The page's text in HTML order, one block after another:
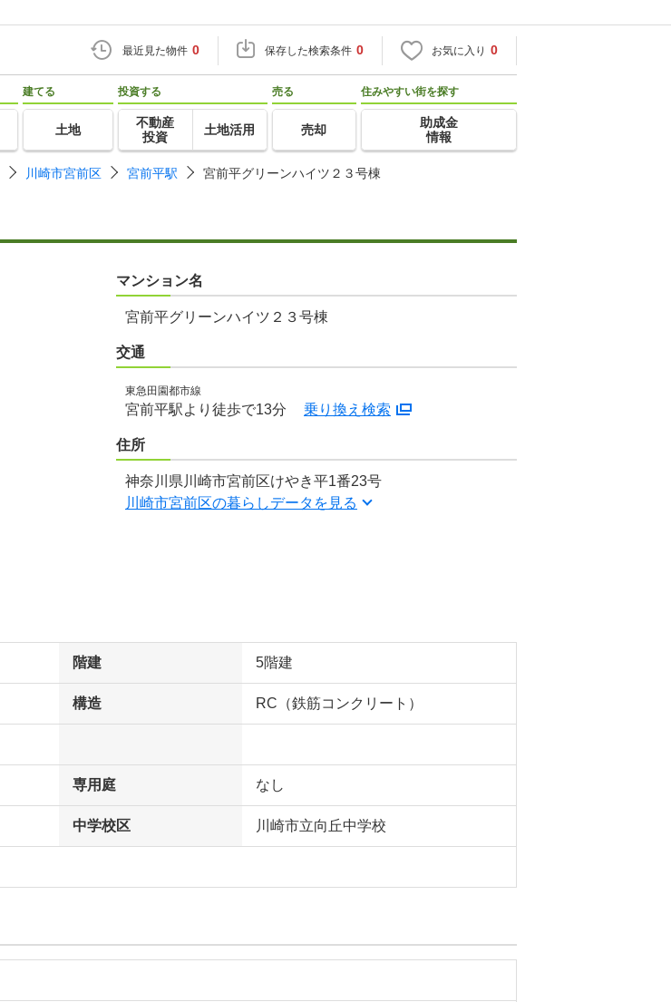
最近見た物件 0 保存した検索条件 0 お気に入り 0
建てる
土地
投資する
不動産
投資
土地活用
売る
売却
住みやすい街を探す
助成金
情報
川崎市宮前区 宮前平駅 宮前平グリーンハイツ２３号棟
マンション名
宮前平グリーンハイツ２３号棟
交通
東急田園都市線
宮前平駅より徒歩で13分 乗り換え検索
住所
神奈川県川崎市宮前区けやき平1番23号
川崎市宮前区の暮らしデータを見る
階建 5階建
構造 RC（鉄筋コンクリート）
専用庭 なし
中学校区 川崎市立向丘中学校